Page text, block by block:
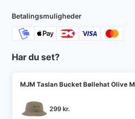
849 kr..
Betalingsmuligheder
Har du set?
MJM Taslan Bucket Bøllehat Olive M
299kr.